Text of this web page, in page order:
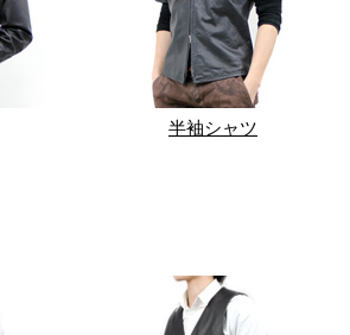
半袖シャツ